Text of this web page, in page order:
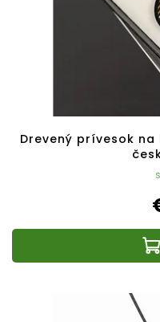
Drevený prívesok